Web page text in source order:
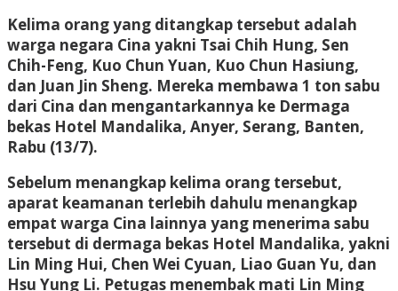
Kelima orang yang ditangkap tersebut adalah
warga negara Cina yakni Tsai Chih Hung, Sen
Chih-Feng, Kuo Chun Yuan, Kuo Chun Hasiung,
dan Juan Jin Sheng. Mereka membawa 1 ton sabu
dari Cina dan mengantarkannya ke Dermaga
bekas Hotel Mandalika, Anyer, Serang, Banten,
Rabu (13/7).
Sebelum menangkap kelima orang tersebut,
aparat keamanan terlebih dahulu menangkap
empat warga Cina lainnya yang menerima sabu
tersebut di dermaga bekas Hotel Mandalika, yakni
Lin Ming Hui, Chen Wei Cyuan, Liao Guan Yu, dan
Hsu Yung Li. Petugas menembak mati Lin Ming